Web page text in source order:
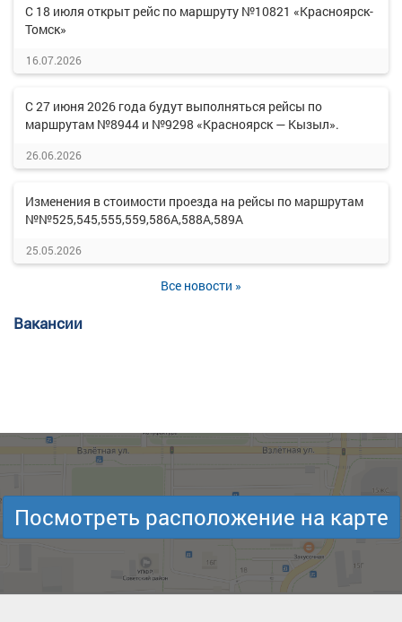
С 18 июля открыт рейс по маршруту №10821 «Красноярск-
Томск»
16.07.2026
С 27 июня 2026 года будут выполняться рейсы по
маршрутам №8944 и №9298 «Красноярск — Кызыл».
26.06.2026
Изменения в стоимости проезда на рейсы по маршрутам
№№525,545,555,559,586А,588А,589А
25.05.2026
Все новости »
Вакансии
Посмотреть расположение на карте